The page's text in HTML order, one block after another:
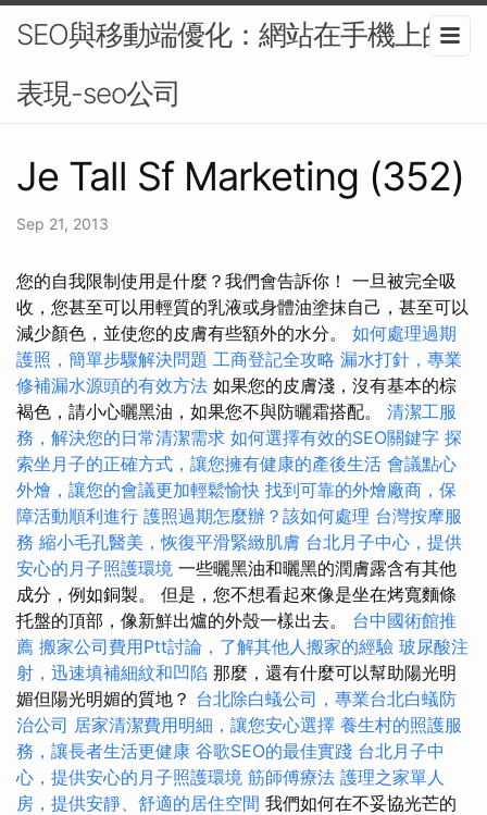
SEO與移動端優化：網站在手機上的
表現-seo公司
Je Tall Sf Marketing (352)
Sep 21, 2013
您的自我限制使用是什麼？我們會告訴你！ 一旦被完全吸
收，您甚至可以用輕質的乳液或身體油塗抹自己，甚至可以
減少顏色，並使您的皮膚有些額外的水分。 如何處理過期
護照，簡單步驟解決問題 工商登記全攻略 漏水打針，專業
修補漏水源頭的有效方法 如果您的皮膚淺，沒有基本的棕
褐色，請小心曬黑油，如果您不與防曬霜搭配。 清潔工服
務，解決您的日常清潔需求 如何選擇有效的SEO關鍵字 探
索坐月子的正確方式，讓您擁有健康的產後生活 會議點心
外燴，讓您的會議更加輕鬆愉快 找到可靠的外燴廠商，保
障活動順利進行 護照過期怎麼辦？該如何處理 台灣按摩服
務 縮小毛孔醫美，恢復平滑緊緻肌膚 台北月子中心，提供
安心的月子照護環境 一些曬黑油和曬黑的潤膚露含有其他
成分，例如銅製。 但是，您不想看起來像是坐在烤寬麵條
托盤的頂部，像新鮮出爐的外殼一樣出去。 台中國術館推
薦 搬家公司費用Ptt討論，了解其他人搬家的經驗 玻尿酸注
射，迅速填補細紋和凹陷 那麼，還有什麼可以幫助陽光明
媚但陽光明媚的質地？ 台北除白蟻公司，專業台北白蟻防
治公司 居家清潔費用明細，讓您安心選擇 養生村的照護服
務，讓長者生活更健康 谷歌SEO的最佳實踐 台北月子中
心，提供安心的月子照護環境 筋師傅療法 護理之家單人
房，提供安靜、舒適的居住空間 我們如何在不妥協光芒的